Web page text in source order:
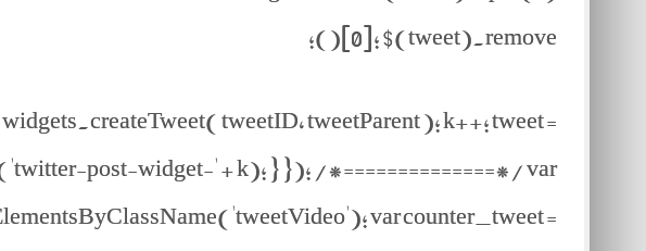
[0]; $(tweet).remove();
tweetID, tweetParent ); k++; tweet =
post-widget-' + k); } }); /*==============*/ var
var counter_tweet =